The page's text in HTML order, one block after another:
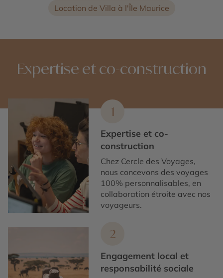
Location de Villa à l'Île Maurice
Expertise et co-construction
1
Expertise et co-
construction
Chez Cercle des Voyages,
nous concevons des voyages
100% personnalisables, en
collaboration étroite avec nos
voyageurs.
2
Engagement local et
responsabilité sociale